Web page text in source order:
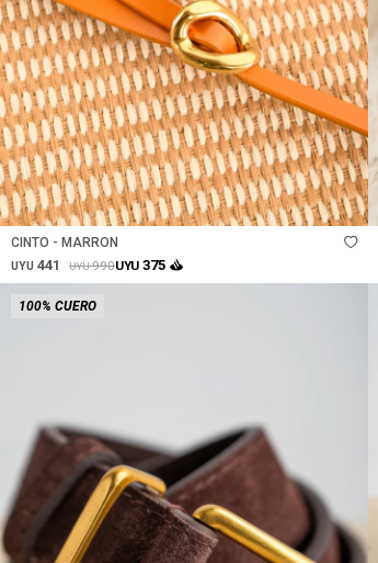
Talle
CINTO - MARRON
UYU 441 UYU990UYU 375
100% CUERO